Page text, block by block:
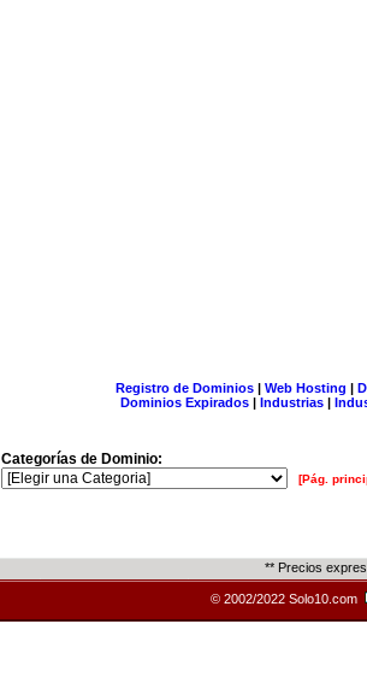
Registro de Dominios| Web Hosting |
Dominios Expirados | Industrias |
Categorías de Dominio:
[Pág.
** Precios
© 2002/2022 Solo10.com